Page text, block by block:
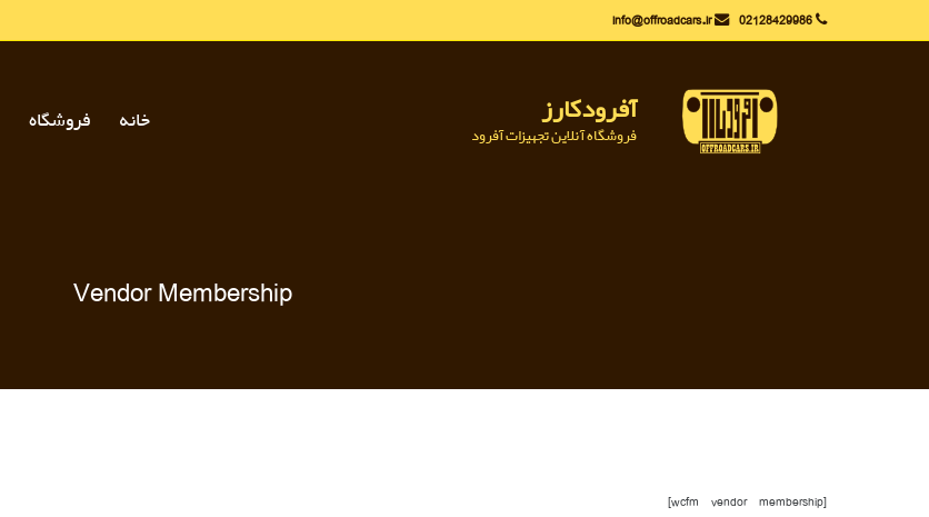
to
02128429986
info@offroadcars.ir
آفرودکارز
فروشگاه آنلاین تجهیزات آفرود
خانه فروشگاه
Vendor Membership
[wcfm_vendor_membership]